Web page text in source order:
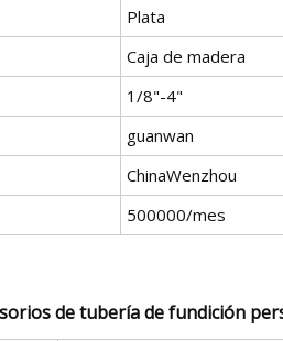
Plata
Caja de madera
1/8"-4"
guanwan
ChinaWenzhou
500000/mes
de tubería de fundición